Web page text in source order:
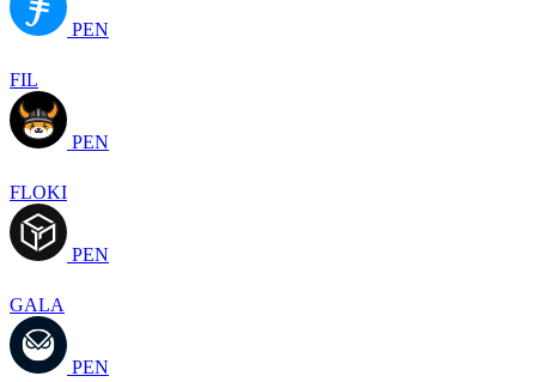
PEN
FIL
PEN
FLOKI
PEN
GALA
PEN